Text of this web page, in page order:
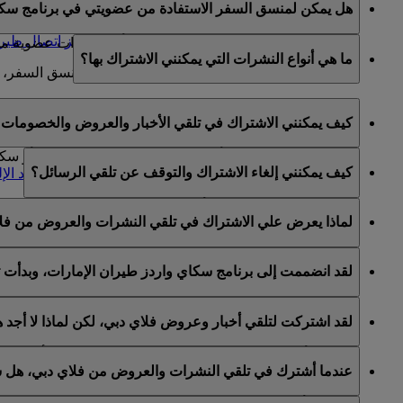
تعديل أي معلومات في الحساب تتعلق بعضوية العضو
يمكنكم تعيين منسق سفر عن طريق الاتصال بمركز اتصال
لمزيد من المعلومات حول شروط وأحكام تعيين منسق
هل يمكن لمنسق السفر الاستفادة من عضويتي في برنامج
منسقو السفر غير مخولين للحصول على أية امتيازات عضوية
ما هي أنواع النشرات التي يمكنني الاشتراك بها؟
أخبار وعروض فلاي دبي
كيف يمكنني الاشتراك في تلقي الأخبار والعروض والخصومات
يمكنكم الاشتراك لتلقي أخبار وعروض طيران الإمارات و/
واردز الخاص بكم والانتقال إلى قسم " إدارة اشتراكات البريد
كيف يمكنني إلغاء الاشتراك والتوقف عن تلقي الرسائل؟
يمكنكم إلغاء الاشتراك في أي وقت عبر رابط إلغاء
طيران الإمارات أو عبر التواصل مع طيران الإمارات أو
لماذا يعرض علي الاشتراك في تلقي النشرات والعروض من
يشمل برنامج الولاء سكاي واردز طيران الإمارات كلا من
لقد انضممت إلى برنامج سكاي واردز طيران الإمارات،
لقد اتيح لكم خيار الاشتراك لتلقي النشرات والعروض من
الخاصة بكم على هذا الأساس.
لقد اشتركت لتلقي أخبار وعروض فلاي دبي، لكن لماذا لا
هذا يعني أن عنوان البريد الإلكتروني المستخدم مرتبط
يرجى تسجيل الدخول إلى حساب سكاي واردز طيران
عندما أشترك في تلقي النشرات والعروض من فلاي دبي، هل